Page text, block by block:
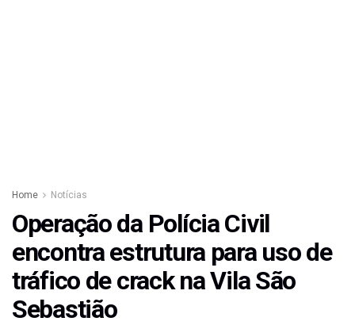
Home Notícias
Operação da Polícia Civil
encontra estrutura para uso de
tráfico de crack na Vila São
Sebastião